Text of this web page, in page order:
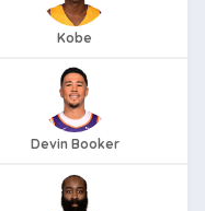
Kobe
Devin Booker